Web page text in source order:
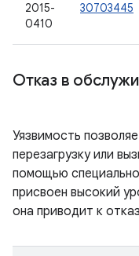
2015-
0410
30703445
Отказ в
Уязвимость
перезагрузку или
помощью
присвоен высокий
она приводит к